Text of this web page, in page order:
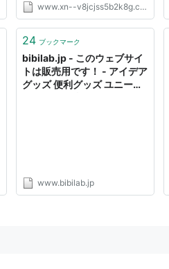
www.xn--v8jcjss5b2k8g.com
24 ブックマーク
bibilab.jp - このウェブサイ
トは販売用です！ - アイデア
グッズ 便利グッズ ユニーク
www.bibilab.jp